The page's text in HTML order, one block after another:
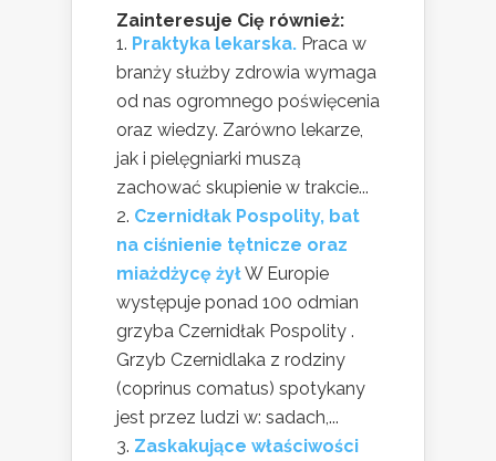
Zainteresuje Cię również:
Praktyka lekarska. Praca w
branży służby zdrowia wymaga
od nas ogromnego poświęcenia
oraz wiedzy. Zarówno lekarze,
jak i pielęgniarki muszą
zachować skupienie w trakcie...
Czernidłak Pospolity, bat
na ciśnienie tętnicze oraz
miażdżycę żyłW Europie
występuje ponad 100 odmian
grzyba Czernidłak Pospolity .
Grzyb Czernidlaka z rodziny
(coprinus comatus) spotykany
jest przez ludzi w: sadach,...
Zaskakujące właściwości